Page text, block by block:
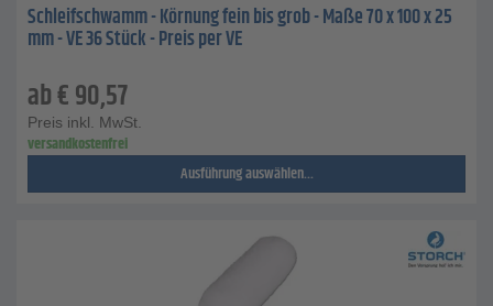
Schleifschwamm - Körnung fein bis grob - Maße 70 x 100 x 25
mm - VE 36 Stück - Preis per VE
ab€90,57
Preis inkl. MwSt.
versandkostenfrei
Ausführung auswählen...